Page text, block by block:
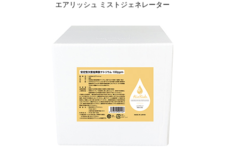
エアリッシュ ミストジェネレーター